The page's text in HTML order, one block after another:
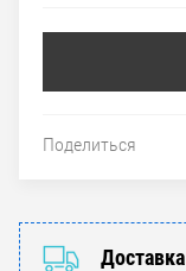
Поделиться
Доставка